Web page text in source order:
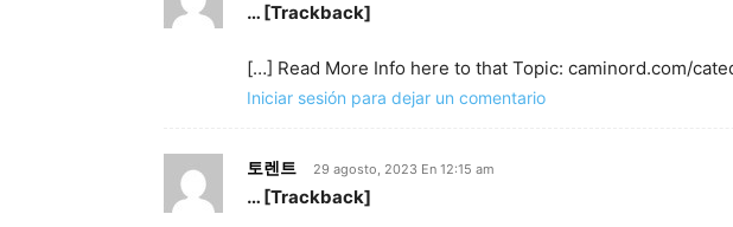
… [Trackback]
[…] Read More Info here to that Topic: caminord.com/
Iniciar sesión para dejar un comentario
토렌트 29 agosto, 2023 En 12:15 am
… [Trackback]